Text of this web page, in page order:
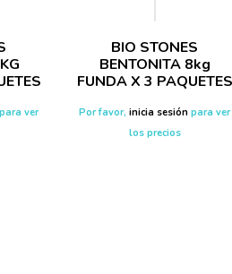
para ver
BIO STONES
BENTONITA 8kg
FUNDA X 3 PAQUETES
Por favor,inicia sesión para ver
los precios